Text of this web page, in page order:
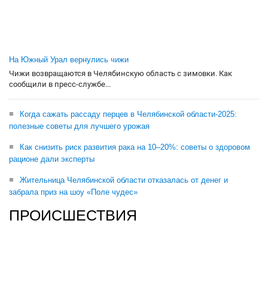
На Южный Урал вернулись чижи
Чижи возвращаются в Челябинскую область с зимовки. Как
сообщили в пресс-службе...
Когда сажать рассаду перцев в Челябинской области-2025:
полезные советы для лучшего урожая
Как снизить риск развития рака на 10–20%: советы о здоровом
рационе дали эксперты
Жительница Челябинской области отказалась от денег и
забрала приз на шоу «Поле чудес»
ПРОИСШЕСТВИЯ